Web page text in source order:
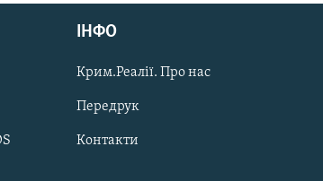
ІНФО
Крим.Реалії. Про нас
Передрук
Контакти